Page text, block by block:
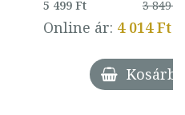
5 499 Ft 3 849 Ft
Online ár: 4 014 Ft
Kosárba